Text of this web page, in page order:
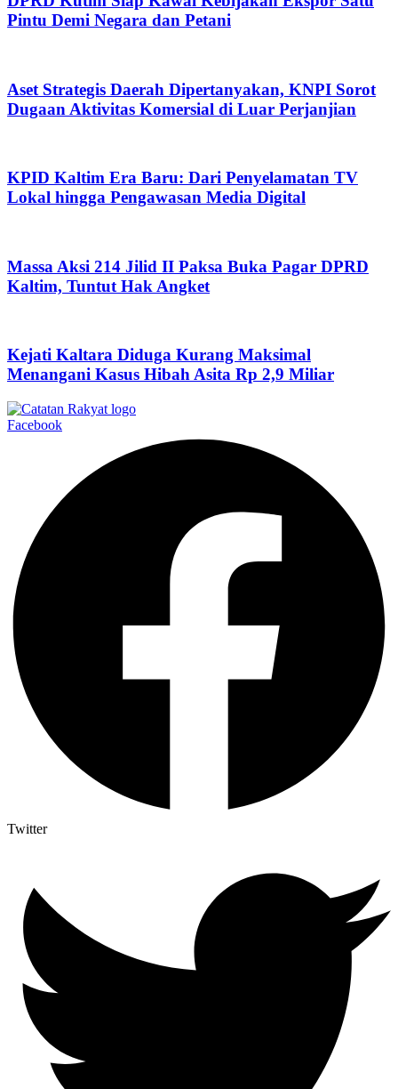
Pintu Demi Negara dan Petani
Aset Strategis Daerah Dipertanyakan, KNPI Sorot
Dugaan Aktivitas Komersial di Luar Perjanjian
KPID Kaltim Era Baru: Dari Penyelamatan TV
Lokal hingga Pengawasan Media Digital
Massa Aksi 214 Jilid II Paksa Buka Pagar DPRD
Kaltim, Tuntut Hak Angket
Kejati Kaltara Diduga Kurang Maksimal
Menangani Kasus Hibah Asita Rp 2,9 Miliar
Facebook
Twitter